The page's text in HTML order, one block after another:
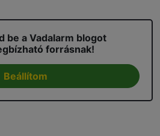
be a Vadalarm blogot
forrásnak!
Beállítom